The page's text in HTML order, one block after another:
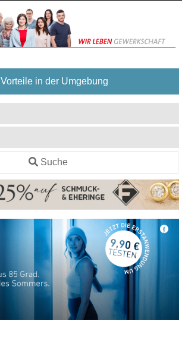
Vorteile in der Umgebung
Suche